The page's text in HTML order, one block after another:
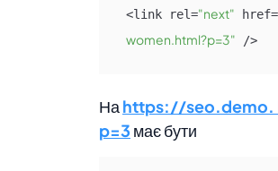
<link rel="next" href=
women.html?p=3" />
Наhttps://
p=3 має бути